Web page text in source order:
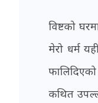
विष्टको
मेरो धर्म
कथित